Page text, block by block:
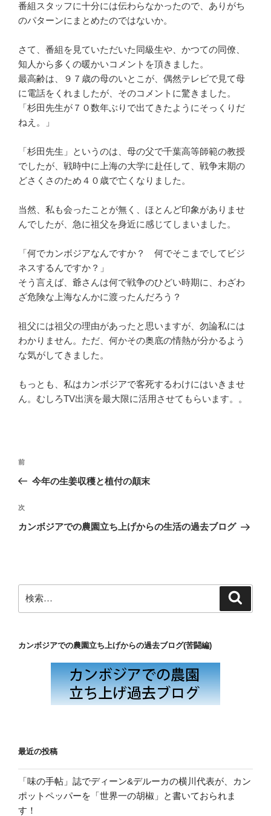
番組スタッフに十分には伝わらなかったので、ありがち
のパターンにまとめたのではないか。
さて、番組を見ていただいた同級生や、かつての同僚、
知人から多くの暖かいコメントを頂きました。
最高齢は、９７歳の母のいとこが、偶然テレビで見て母
に電話をくれましたが、そのコメントに驚きました。
「杉田先生が７０数年ぶりで出てきたようにそっくりだ
ねえ。」
「杉田先生」というのは、母の父で千葉高等師範の教授
でしたが、戦時中に上海の大学に赴任して、戦争末期の
どさくさのため４０歳で亡くなりました。
当然、私も会ったことが無く、ほとんど印象がありませ
んでしたが、急に祖父を身近に感じてしまいました。
「何でカンボジアなんですか？ 何でそこまでしてビジ
ネスするんですか？」
そう言えば、爺さんは何で戦争のひどい時期に、わざわ
ざ危険な上海なんかに渡ったんだろう？
祖父には祖父の理由があったと思いますが、勿論私には
わかりません。ただ、何かその奥底の情熱が分かるよう
な気がしてきました。
もっとも、私はカンボジアで客死するわけにはいきませ
ん。むしろTV出演を最大限に活用させてもらいます。。
投
ナ
ビ
ゲ
ン
前
の
稿
前
今年の生姜収穫と植付の顛末
次
の
次
カンボジアでの農園立ち上げからの生活の過去ブログ
索:
カンボジアでの農園立ち上げからの過去ブログ(苦闘編)
最近の投稿
「味の手帖」誌でディーン&デルーカの横川代表が、カン
ポットペッパーを「世界一の胡椒」と書いておられま
す！